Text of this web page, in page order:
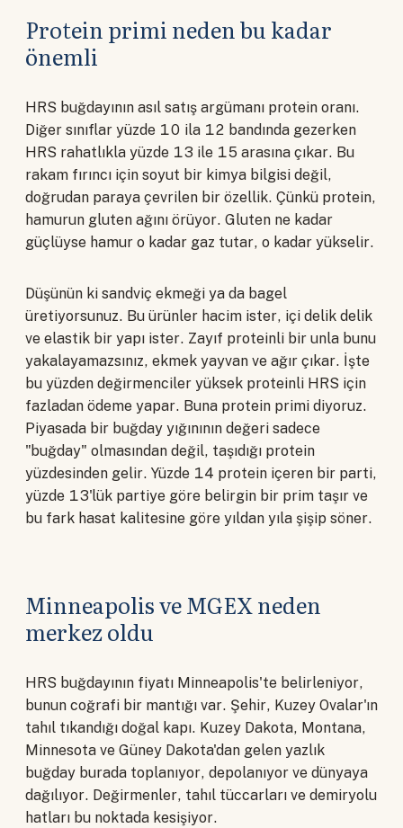
Protein primi neden bu kadar
önemli
HRS buğdayının asıl satış argümanı protein oranı.
Diğer sınıflar yüzde 10 ila 12 bandında gezerken
HRS rahatlıkla yüzde 13 ile 15 arasına çıkar. Bu
rakam fırıncı için soyut bir kimya bilgisi değil,
doğrudan paraya çevrilen bir özellik. Çünkü protein,
hamurun gluten ağını örüyor. Gluten ne kadar
güçlüyse hamur o kadar gaz tutar, o kadar yükselir.
Düşünün ki sandviç ekmeği ya da bagel
üretiyorsunuz. Bu ürünler hacim ister, içi delik delik
ve elastik bir yapı ister. Zayıf proteinli bir unla bunu
yakalayamazsınız, ekmek yayvan ve ağır çıkar. İşte
bu yüzden değirmenciler yüksek proteinli HRS için
fazladan ödeme yapar. Buna protein primi diyoruz.
Piyasada bir buğday yığınının değeri sadece
"buğday" olmasından değil, taşıdığı protein
yüzdesinden gelir. Yüzde 14 protein içeren bir parti,
yüzde 13'lük partiye göre belirgin bir prim taşır ve
bu fark hasat kalitesine göre yıldan yıla şişip söner.
Minneapolis ve MGEX neden
merkez oldu
HRS buğdayının fiyatı Minneapolis'te belirleniyor,
bunun coğrafi bir mantığı var. Şehir, Kuzey Ovalar'ın
tahıl tıkandığı doğal kapı. Kuzey Dakota, Montana,
Minnesota ve Güney Dakota'dan gelen yazlık
buğday burada toplanıyor, depolanıyor ve dünyaya
dağılıyor. Değirmenler, tahıl tüccarları ve demiryolu
hatları bu noktada kesişiyor.